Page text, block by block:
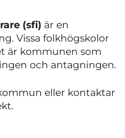
(sfi) är en
Vissa folkhögskolor
är kommunen som
och antagningen.
eller kontaktar